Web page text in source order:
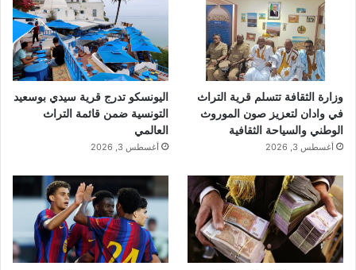
وزارة الثقافة تتسلم قرية التراث
في وادان لتعزيز صون الموروث
الوطني والسياحة الثقافية
أغسطس 3, 2026
اليونسكو تدرج قرية سيدي بوسعيد
التونسية ضمن قائمة التراث
العالمي
أغسطس 3, 2026